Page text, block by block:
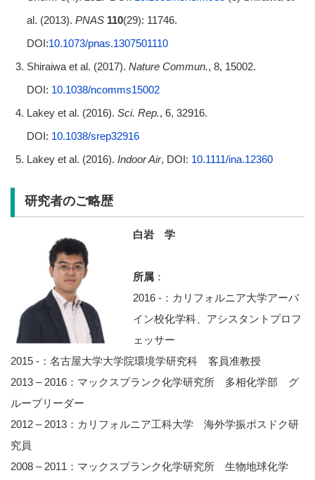
al. (2013). PNAS 110(29): 11746.
DOI:10.1073/pnas.1307501110
Shiraiwa et al. (2017). Nature Commun., 8, 15002.
DOI: 10.1038/ncomms15002
Lakey et al. (2016). Sci. Rep., 6, 32916.
DOI: 10.1038/srep32916
Lakey et al. (2016). Indoor Air, DOI: 10.1111/ina.12360
研究者のご略歴
白岩 学
所属 ：
2016 -：カリフォルニア大学アーバ
イン校化学科、アシスタントプロフ
ェッサー
2015 -：名古屋大学大学院環境学研究科 客員准教授
2013 – 2016：マックスプランク化学研究所 多相化学部 グ
ループリーダー
2012 – 2013：カリフォルニア工科大学 海外学振ポスドク研
究員
2008 – 2011：マックスプランク化学研究所 生物地球化学